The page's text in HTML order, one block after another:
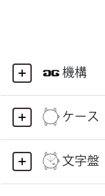
機構
ケース
文字盤